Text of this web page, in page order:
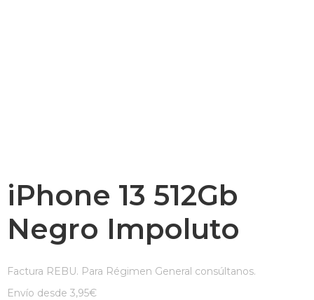
iPhone 13 512Gb
Negro Impoluto
Factura REBU. Para Régimen General consúltanos.
Envío desde 3,95€